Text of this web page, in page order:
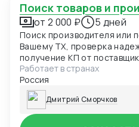
Поиск товаров и
от 2 000 ₽ 5 дней
Поиск производителя или
Вашему ТХ, проверка
получение КП от
стоимости и сроков
осуществлением поставки,
для прохождения входного
Работает в странах
Россия
Дмитрий Сморчков